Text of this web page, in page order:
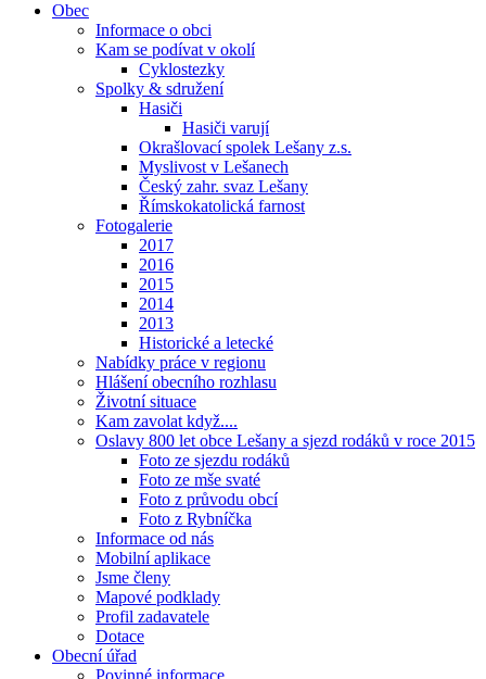
Obec
Informace o obci
Kam se podívat v okolí
Cyklostezky
Spolky & sdružení
Hasiči
Hasiči varují
Okrašlovací spolek Lešany z.s.
Myslivost v Lešanech
Český zahr. svaz Lešany
Římskokatolická farnost
Fotogalerie
2017
2016
2015
2014
2013
Historické a letecké
Nabídky práce v regionu
Hlášení obecního rozhlasu
Životní situace
Kam zavolat když....
Oslavy 800 let obce Lešany a sjezd rodáků v roce 2015
Foto ze sjezdu rodáků
Foto ze mše svaté
Foto z průvodu obcí
Foto z Rybníčka
Informace od nás
Mobilní aplikace
Jsme členy
Mapové podklady
Profil zadavatele
Dotace
Obecní úřad
Povinné informace